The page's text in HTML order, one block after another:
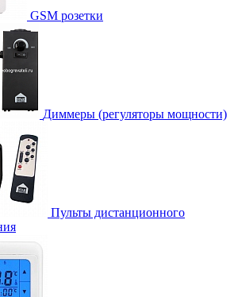
GSM розетки
Диммеры (регуляторы мощности)
Пульты дистанционного